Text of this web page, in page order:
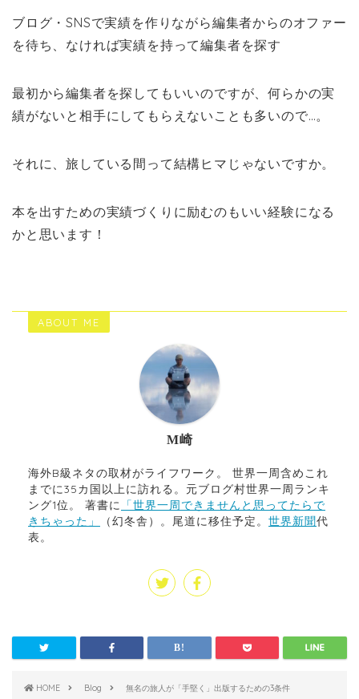
ブログ・SNSで実績を作りながら編集者からのオファー
を待ち、なければ実績を持って編集者を探す
最初から編集者を探してもいいのですが、何らかの実
績がないと相手にしてもらえないことも多いので…。
それに、旅している間って結構ヒマじゃないですか。
本を出すための実績づくりに励むのもいい経験になる
かと思います！
ABOUT ME
M崎
海外B級ネタの取材がライフワーク。 世界一周含めこれ
までに35カ国以上に訪れる。元ブログ村世界一周ランキ
ング1位。 著書に
「世界一周できませんと思ってたらで
きちゃった」
（幻冬舎）。尾道に移住予定。 世界新聞代
表。
HOME Blog 無名の旅人が「手堅く」出版するための3条件